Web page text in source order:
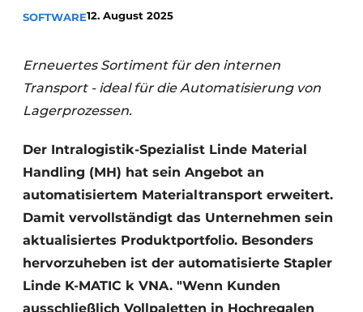
SOFTWARE12. August 2025
Erneuertes Sortiment für den internen
Transport - ideal für die Automatisierung von
Lagerprozessen.
Der Intralogistik-Spezialist Linde Material
Handling (MH) hat sein Angebot an
automatisiertem Materialtransport erweitert.
Damit vervollständigt das Unternehmen sein
aktualisiertes Produktportfolio. Besonders
hervorzuheben ist der automatisierte Stapler
Linde K-MATIC k VNA. "Wenn Kunden
ausschließlich Vollpaletten in Hochregalen